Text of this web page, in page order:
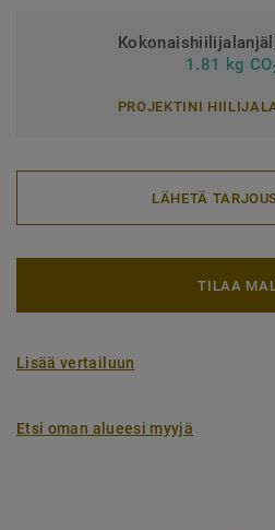
1.81 kg CO
PROJEKTINI
LÄHETÄ
TILAA
Lisää vertailuun
Etsi oman alueesi myyjä